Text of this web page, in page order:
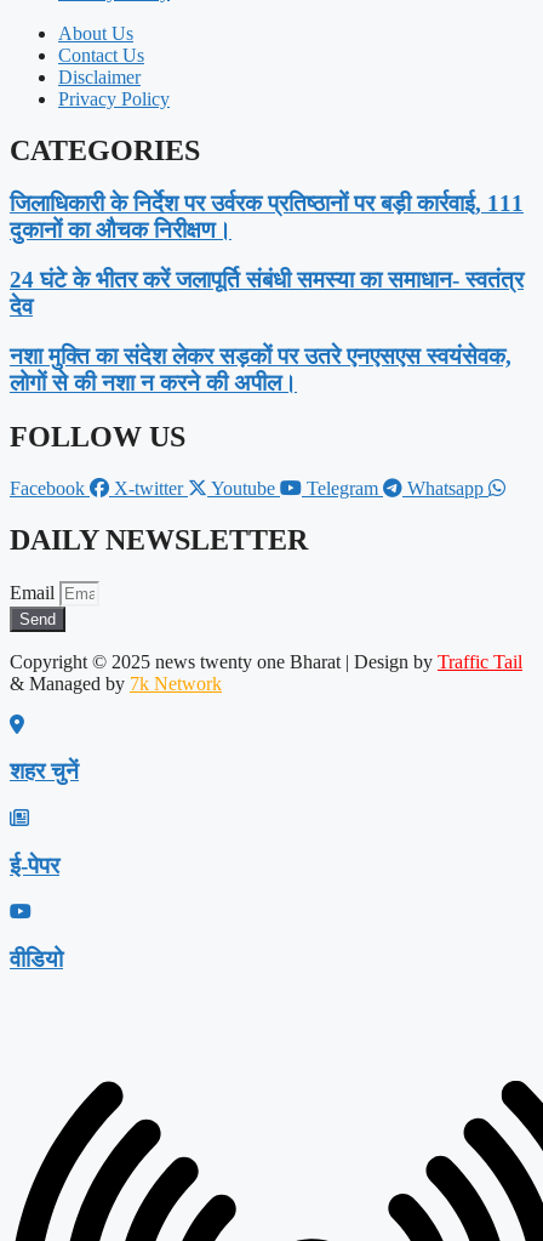
About Us
Contact Us
Disclaimer
Privacy Policy
CATEGORIES
जिलाधिकारी के निर्देश पर उर्वरक प्रतिष्ठानों पर बड़ी कार्रवाई, 111
दुकानों का औचक निरीक्षण।
24 घंटे के भीतर करें जलापूर्ति संबंधी समस्या का समाधान- स्वतंत्र
देव
नशा मुक्ति का संदेश लेकर सड़कों पर उतरे एनएसएस स्वयंसेवक,
लोगों से की नशा न करने की अपील।
FOLLOW US
Facebook X-twitter Youtube Telegram Whatsapp
DAILY NEWSLETTER
Email
Send
Copyright © 2025 news twenty one Bharat | Design by Traffic Tail
& Managed by 7k Network
शहर चुनें
ई-पेपर
वीडियो